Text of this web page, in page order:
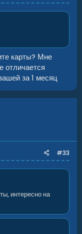
карты? Мне
отличается
за 1 месяц
#33
интересно на